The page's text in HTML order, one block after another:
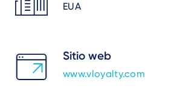
EUA
Sitio web
www.vloyalty.com